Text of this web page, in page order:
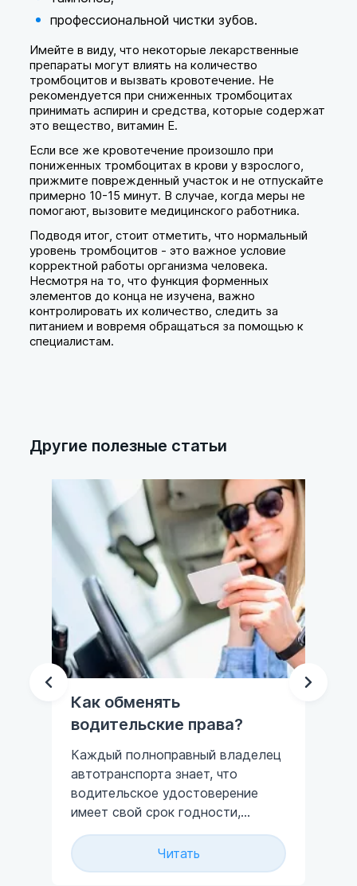
профессиональной чистки зубов.
Имейте в виду, что некоторые лекарственные
препараты могут влиять на количество
тромбоцитов и вызвать кровотечение. Не
рекомендуется при сниженных тромбоцитах
принимать аспирин и средства, которые содержат
это вещество, витамин Е.
Если все же кровотечение произошло при
пониженных тромбоцитах в крови у взрослого,
прижмите поврежденный участок и не отпускайте
примерно 10-15 минут. В случае, когда меры не
помогают, вызовите медицинского работника.
Подводя итог, стоит отметить, что нормальный
уровень тромбоцитов - это важное условие
корректной работы организма человека.
Несмотря на то, что функция форменных
элементов до конца не изучена, важно
контролировать их количество, следить за
питанием и вовремя обращаться за помощью к
специалистам.
Другие полезные статьи
Как обменять
водительские права?
Каждый полноправный владелец
автотранспорта знает, что
водительское удостоверение
имеет свой срок годности,
равный десяти годам.
Читать